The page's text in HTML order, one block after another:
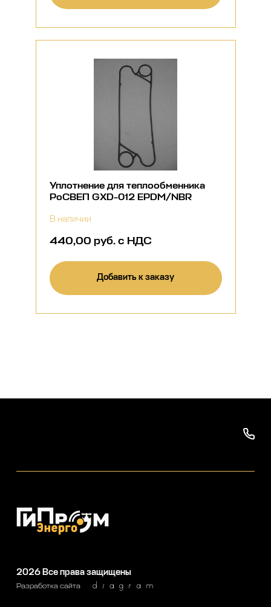
Уплотнение для теплообменника
РоСВЕП GXD-012 EPDM/NBR
В наличии
440,00 руб. с НДС
Добавить к заказу
2026Все права защищены
Разработка сайта